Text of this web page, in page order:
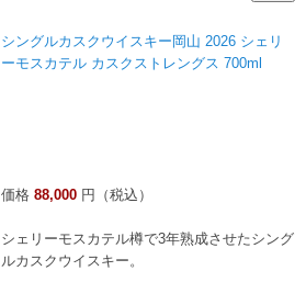
シングルカスクウイスキー岡山 2026 シェリ
ーモスカテル カスクストレングス 700ml
価格 88,000 円（税込）
シェリーモスカテル樽で3年熟成させたシング
ルカスクウイスキー。